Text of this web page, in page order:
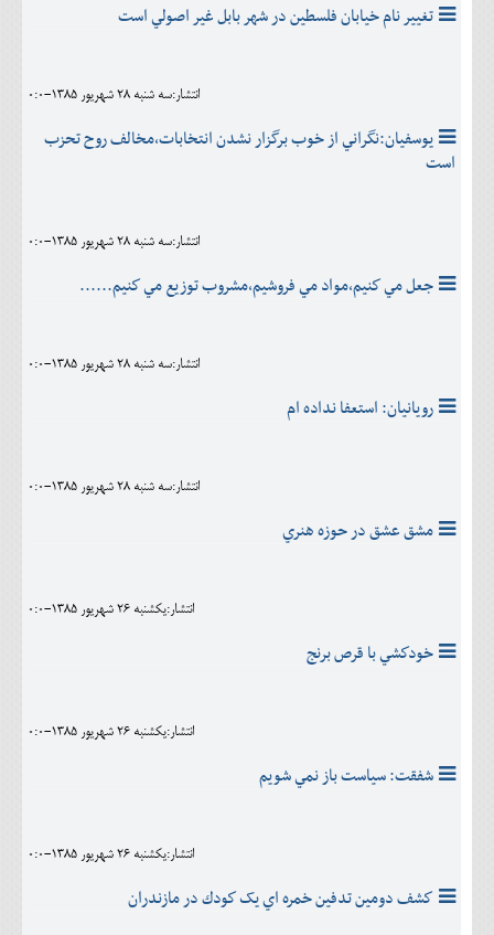
تغيير نام خيابان فلسطين در شهر بابل غير اصولي است
انتشار:سه شنبه 28 شهريور 1385-0:0
يوسفيان:نگراني از خوب برگزار نشدن انتخابات،مخالف روح تحزب
است
انتشار:سه شنبه 28 شهريور 1385-0:0
جعل مي كنيم،مواد مي فروشيم،مشروب توزيع مي كنيم......
انتشار:سه شنبه 28 شهريور 1385-0:0
رويانيان: استعفا نداده ام
انتشار:سه شنبه 28 شهريور 1385-0:0
مشق عشق در حوزه هنري
انتشار:يکشنبه 26 شهريور 1385-0:0
خودكشي با قرص برنج
انتشار:يکشنبه 26 شهريور 1385-0:0
شفقت: سياست باز نمي شويم
انتشار:يکشنبه 26 شهريور 1385-0:0
كشف دومين تدفين خمره اي يک كودك در مازندران